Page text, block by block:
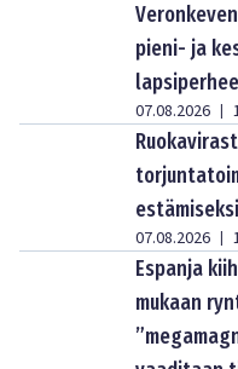
pieni- ja
07.08.2026 |
estämiseksi
07.08.2026 |
Espanja
mukaan